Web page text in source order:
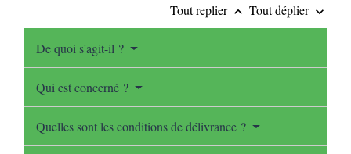
Tout replier keyboard_arrow_up Tout déplier keyboard_arrow_down
De quoi s'agit-il ?
Qui est concerné ?
Quelles sont les conditions de délivrance ?